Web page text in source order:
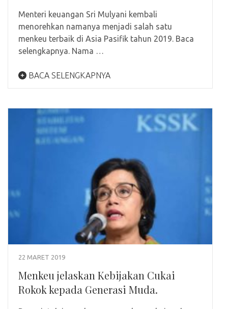
Menteri keuangan Sri Mulyani kembali
menorehkan namanya menjadi salah satu
menkeu terbaik di Asia Pasifik tahun 2019. Baca
selengkapnya. Nama …
BACA SELENGKAPNYA
22 MARET 2019
Menkeu jelaskan Kebijakan Cukai
Rokok kepada Generasi Muda.